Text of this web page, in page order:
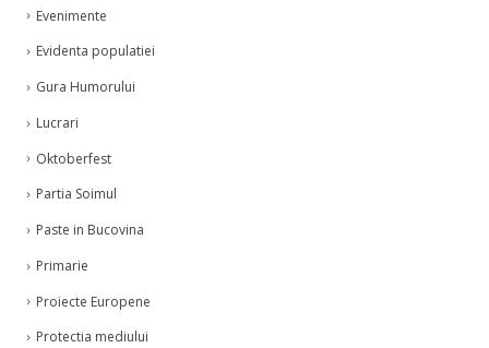
Evenimente
Evidenta populatiei
Gura Humorului
Lucrari
Oktoberfest
Partia Soimul
Paste in Bucovina
Primarie
Proiecte Europene
Protectia mediului